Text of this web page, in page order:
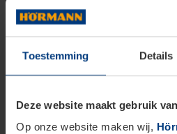
Toestemming Details
Deze website maakt gebruik
Op onze website maken wij,